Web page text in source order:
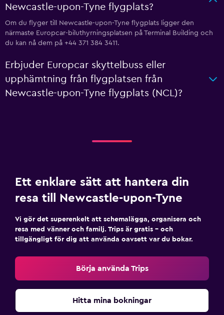
Newcastle-upon-Tyne flygplats?
Om du flyger till Newcastle-upon-Tyne flygplats ligger den
närmaste Europcar-biluthyrningsplatsen på Terminal Building och
du kan nå dem på +44 371 384 3411.
Erbjuder Europcar skyttelbuss eller
upphämtning från flygplatsen från
Newcastle-upon-Tyne flygplats (NCL)?
Ett enklare sätt att hantera din
resa till Newcastle-upon-Tyne
Vi gör det superenkelt att schemalägga, organisera och
resa med vänner och familj. Trips är gratis – och
tillgängligt för dig att använda oavsett var du bokar.
Börja använda Trips
Hitta mina bokningar